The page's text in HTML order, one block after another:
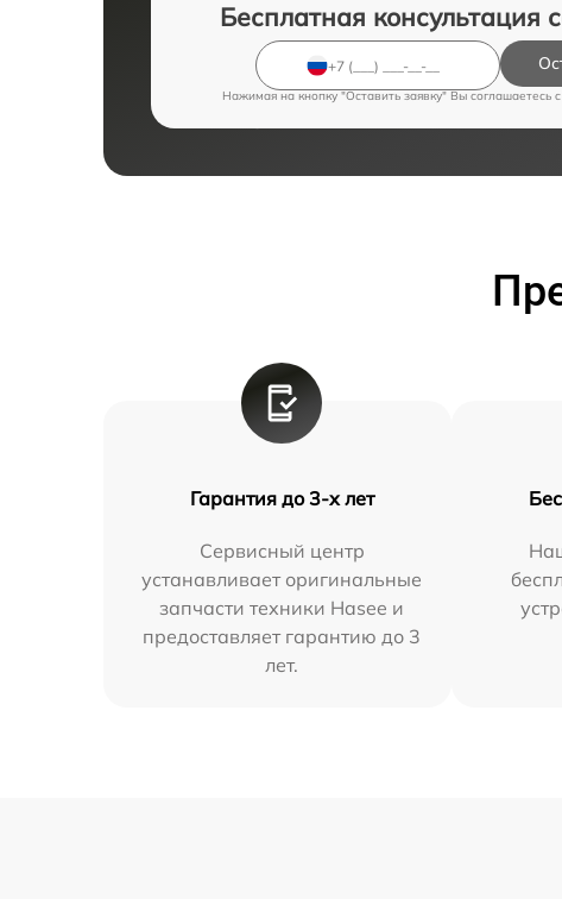
Бесплатная консультация
Нажимая на кнопку "Оставить заявку" Вы соглашаетесь c
Гарантия до 3-х лет
Сервисный центр
устанавливает оригинальные
запчасти техники Hasee и
предоставляет гарантию до 3
лет.